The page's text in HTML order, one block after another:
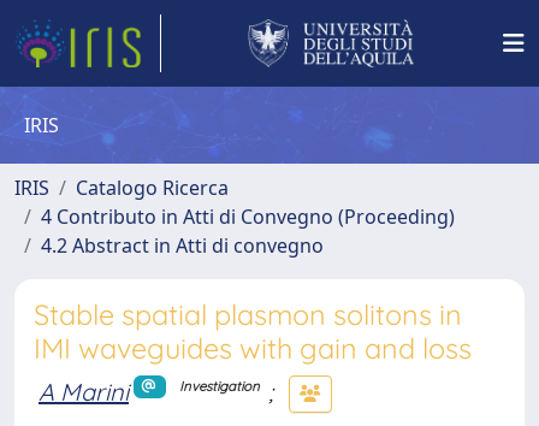
IRIS
IRIS
Catalogo Ricerca
4 Contributo in Atti di Convegno (Proceeding)
4.2 Abstract in Atti di convegno
Stable spatial plasmon solitons in
IMI waveguides with gain and loss
A Marini Investigation
;